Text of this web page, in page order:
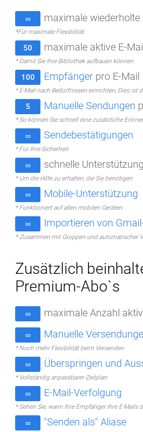
∞ maximale wiederholte
*Für maximale Flexibilität
50 maximale aktive E-
* Damit Sie Ihre Bibliothek aufbauen können
100 Empfänger pro E-Mail
* E-Mail nach Bedürfnissen einrichten; Dies ist
5 Manuelle Sendungen
* So können Sie schnell eine zusätzliche
∞ Sendebestätigungen
* Für Ihre Sicherheit
∞ schnelle Unterstützung
* Um die Hilfe zu erhalten, die Sie benötigen
∞ Mobile-Unterstützung
* Funktioniert auf allen mobilen Geräten
∞ Importieren von
* Zusammen mit Gruppen und automatischer
Zusätzlich
Premium-Abo`s
∞ maximale Anzahl
∞ Manuelle
* Noch mehr Flexibilität beim Versenden
∞ Überspringen und
* Vollständig anpassbarer Zeitplan
∞ E-Mail-Verfolgung
* Sehen Sie, wann Ihre Empfänger Ihre E-Mails
∞ "Senden als" Aliase